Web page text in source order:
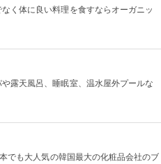
く体に良い料理を食すならオーガニッ
露天風呂、睡眠室、温水屋外プールな
でも大人気の韓国最大の化粧品会社のブ